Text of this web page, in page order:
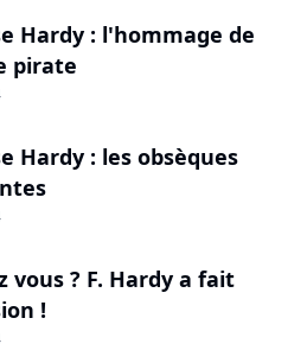
Hardy : l'hommage de
pirate
Hardy : les obsèques
vous ? F. Hardy a fait
!